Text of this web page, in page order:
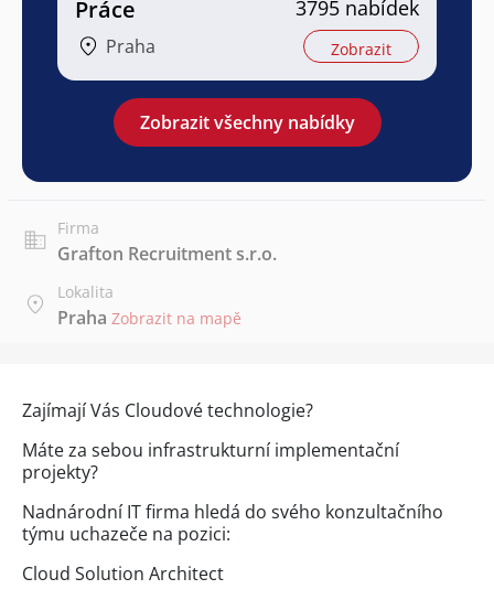
Práce
Praha
3795 nabídek
Zobrazit
Zobrazit všechny nabídky
Firma
Grafton Recruitment s.r.o.
Lokalita
Praha Zobrazit na mapě
Zajímají Vás Cloudové technologie?
Máte za sebou infrastrukturní implementační
projekty?
Nadnárodní IT firma hledá do svého konzultačního
týmu uchazeče na pozici:
Cloud Solution Architect